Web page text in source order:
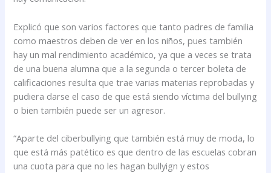
Explicó que son varios factores que tanto padres de familia
como maestros deben de ver en los niños, pues también
hay un mal rendimiento académico, ya que a veces se trata
de una buena alumna que a la segunda o tercer boleta de
calificaciones resulta que trae varias materias reprobadas y
pudiera darse el caso de que está siendo víctima del bullying
o bien también puede ser un agresor.
“Aparte del ciberbullying que también está muy de moda, lo
que está más patético es que dentro de las escuelas cobran
una cuota para que no les hagan bullyign y estos